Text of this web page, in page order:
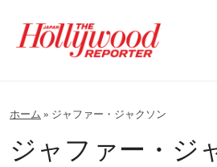
プホーム » ジャファー・ジャクソン
ジャファー・ジ